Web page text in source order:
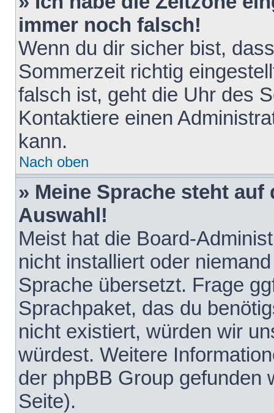
immer noch falsch!
Wenn du dir sicher bist,
Sommerzeit richtig
falsch ist, geht die Uhr des
Kontaktiere einen
kann.
Nach oben
» Meine Sprache steht
Auswahl!
Meist hat die Board-
nicht installiert oder
Sprache übersetzt. Frage
Sprachpaket, das du
nicht existiert, würden wir
würdest. Weitere
der phpBB Group gefunden
Seite).